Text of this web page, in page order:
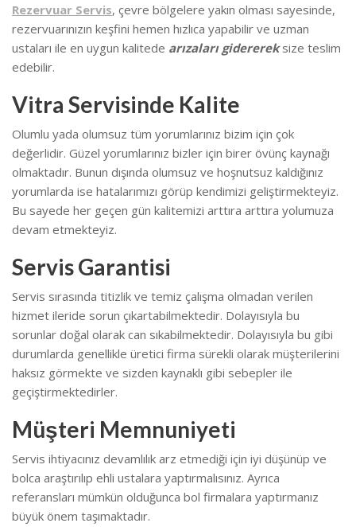
Rezervuar Servis, çevre bölgelere yakın olması sayesinde,
rezervuarınızın keşfini hemen hızlıca yapabilir ve uzman
ustaları ile en uygun kalitede arızaları giderereksize teslim
edebilir.
Vitra Servisinde Kalite
Olumlu yada olumsuz tüm yorumlarınız bizim için çok
değerlidir. Güzel yorumlarınız bizler için birer övünç kaynağı
olmaktadır. Bunun dışında olumsuz ve hoşnutsuz kaldığınız
yorumlarda ise hatalarımızı görüp kendimizi geliştirmekteyiz.
Bu sayede her geçen gün kalitemizi arttıra arttıra yolumuza
devam etmekteyiz.
Servis Garantisi
Servis sırasında titizlik ve temiz çalışma olmadan verilen
hizmet ileride sorun çıkartabilmektedir. Dolayısıyla bu
sorunlar doğal olarak can sıkabilmektedir. Dolayısıyla bu gibi
durumlarda genellikle üretici firma sürekli olarak müşterilerini
haksız görmekte ve sizden kaynaklı gibi sebepler ile
geçiştirmektedirler.
Müşteri Memnuniyeti
Servis ihtiyacınız devamlılık arz etmediği için iyi düşünüp ve
bolca araştırılıp ehli ustalara yaptırmalısınız. Ayrıca
referansları mümkün olduğunca bol firmalara yaptırmanız
büyük önem taşımaktadır.